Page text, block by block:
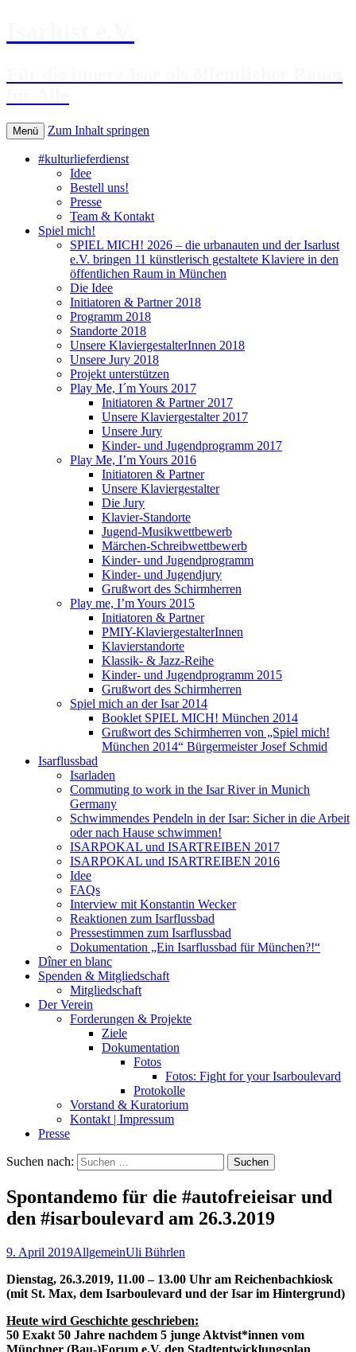
Menü Zum Inhalt springen
#kulturlieferdienst
Idee
Bestell uns!
Presse
Team & Kontakt
Spiel mich!
SPIEL MICH! 2026 – die urbanauten und der Isarlust
e.V. bringen 11 künstlerisch gestaltete Klaviere in den
öffentlichen Raum in München
Die Idee
Initiatoren & Partner 2018
Programm 2018
Standorte 2018
Unsere KlaviergestalterInnen 2018
Unsere Jury 2018
Projekt unterstützen
Play Me, I´m Yours 2017
Initiatoren & Partner 2017
Unsere Klaviergestalter 2017
Unsere Jury
Kinder- und Jugendprogramm 2017
Play Me, I’m Yours 2016
Initiatoren & Partner
Unsere Klaviergestalter
Die Jury
Klavier-Standorte
Jugend-Musikwettbewerb
Märchen-Schreibwettbewerb
Kinder- und Jugendprogramm
Kinder- und Jugendjury
Grußwort des Schirmherren
Play me, I’m Yours 2015
Initiatoren & Partner
PMIY-KlaviergestalterInnen
Klavierstandorte
Klassik- & Jazz-Reihe
Kinder- und Jugendprogramm 2015
Grußwort des Schirmherren
Spiel mich an der Isar 2014
Booklet SPIEL MICH! München 2014
Grußwort des Schirmherren von „Spiel mich!
München 2014“ Bürgermeister Josef Schmid
Isarflussbad
Isarladen
Commuting to work in the Isar River in Munich
Germany
Schwimmendes Pendeln in der Isar: Sicher in die Arbeit
oder nach Hause schwimmen!
ISARPOKAL und ISARTREIBEN 2017
ISARPOKAL und ISARTREIBEN 2016
Idee
FAQs
Interview mit Konstantin Wecker
Reaktionen zum Isarflussbad
Pressestimmen zum Isarflussbad
Dokumentation „Ein Isarflussbad für München?!“
Dîner en blanc
Spenden & Mitgliedschaft
Mitgliedschaft
Der Verein
Forderungen & Projekte
Ziele
Dokumentation
Fotos
Fotos: Fight for your Isarboulevard
Protokolle
Vorstand & Kuratorium
Kontakt | Impressum
Presse
Suchen nach:
Spontandemo für die #autofreieisar und
den #isarboulevard am 26.3.2019
9. April 2019AllgemeinUli Bührlen
Dienstag, 26.3.2019, 11.00 – 13.00 Uhr am Reichenbachkiosk
(mit St. Max, dem Isarboulevard und der Isar im Hintergrund)
Heute wird Geschichte geschrieben:
50 Exakt 50 Jahre nachdem 5 junge Aktvist*innen vom
Münchner (Bau-)Forum e.V. den Stadtentwicklungsplan